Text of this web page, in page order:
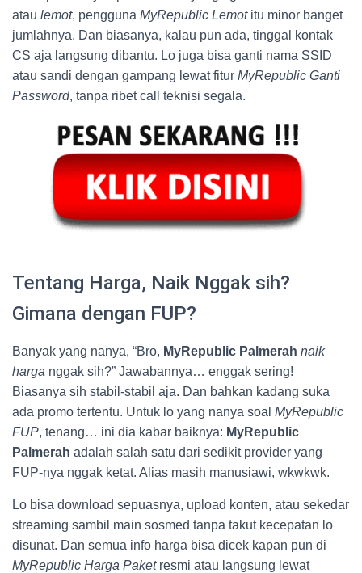
atau lemot, pengguna MyRepublic Lemotitu minor banget
jumlahnya. Dan biasanya, kalau pun ada, tinggal kontak
CS aja langsung dibantu. Lo juga bisa ganti nama SSID
atau sandi dengan gampang lewat fitur MyRepublic Ganti
Password, tanpa ribet call teknisi segala.
Tentang Harga, Naik Nggak sih?
Gimana dengan FUP?
Banyak yang nanya, “Bro, MyRepublic Palmerah naik
harga nggak sih?” Jawabannya… enggak sering!
Biasanya sih stabil-stabil aja. Dan bahkan kadang suka
ada promo tertentu. Untuk lo yang nanya soal MyRepublic
FUP, tenang… ini dia kabar baiknya: MyRepublic
Palmerah adalah salah satu dari sedikit provider yang
FUP-nya nggak ketat. Alias masih manusiawi, wkwkwk.
Lo bisa download sepuasnya, upload konten, atau sekedar
streaming sambil main sosmed tanpa takut kecepatan lo
disunat. Dan semua info harga bisa dicek kapan pun di
MyRepublic Harga Paketresmi atau langsung lewat